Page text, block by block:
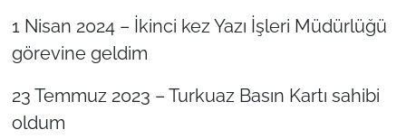
1 Nisan 2024 – İkinci kez Yazı İşleri Müdürlüğü
görevine geldim
23 Temmuz 2023 – Turkuaz Basın Kartı sahibi
oldum